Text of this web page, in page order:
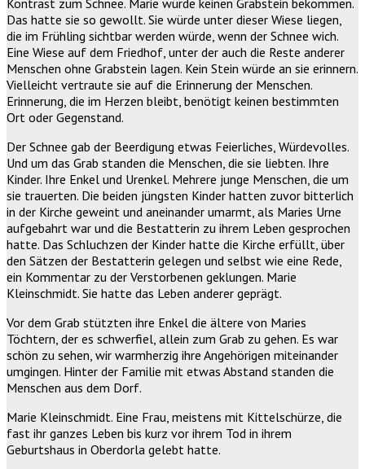
Das hatte sie so gewollt. Sie würde unter dieser Wiese liegen,
die im Frühling sichtbar werden würde, wenn der Schnee wich.
Eine Wiese auf dem Friedhof, unter der auch die Reste anderer
Menschen ohne Grabstein lagen. Kein Stein würde an sie erinnern.
Vielleicht vertraute sie auf die Erinnerung der Menschen.
Erinnerung, die im Herzen bleibt, benötigt keinen bestimmten
Ort oder Gegenstand.
Der Schnee gab der Beerdigung etwas Feierliches, Würdevolles.
Und um das Grab standen die Menschen, die sie liebten. Ihre
Kinder. Ihre Enkel und Urenkel. Mehrere junge Menschen, die um
sie trauerten. Die beiden jüngsten Kinder hatten zuvor bitterlich
in der Kirche geweint und aneinander umarmt, als Maries Urne
aufgebahrt war und die Bestatterin zu ihrem Leben gesprochen
hatte. Das Schluchzen der Kinder hatte die Kirche erfüllt, über
den Sätzen der Bestatterin gelegen und selbst wie eine Rede,
ein Kommentar zu der Verstorbenen geklungen. Marie
Kleinschmidt. Sie hatte das Leben anderer geprägt.
Vor dem Grab stützten ihre Enkel die ältere von Maries
Töchtern, der es schwerfiel, allein zum Grab zu gehen. Es war
schön zu sehen, wir warmherzig ihre Angehörigen miteinander
umgingen. Hinter der Familie mit etwas Abstand standen die
Menschen aus dem Dorf.
Marie Kleinschmidt. Eine Frau, meistens mit Kittelschürze, die
fast ihr ganzes Leben bis kurz vor ihrem Tod in ihrem
Geburtshaus in Oberdorla gelebt hatte.